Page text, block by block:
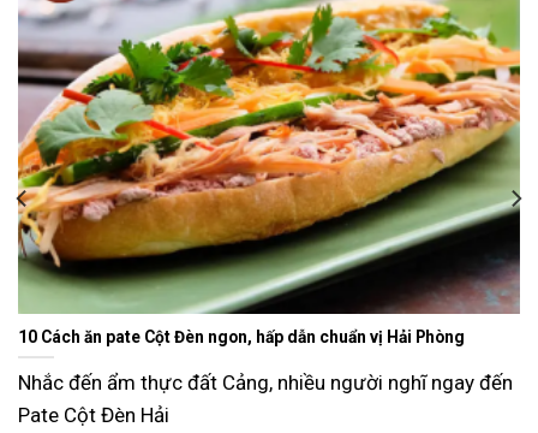
Ăn gì ngày Tết sao cho đỡ ngán và lạ miệng? Gợi ý 15 món ngon
dễ làm tại nhà
Tết Nguyên Đán là dịp sum vầy, nhưng cũng là thời điểm